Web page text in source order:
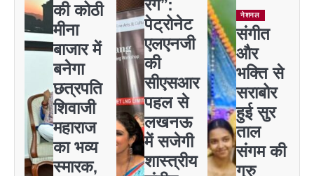
की कोठी
मीना
बाजार में
बनेगा
छत्रपति
शिवाजी
महाराज
का भव्य
स्मारक,
रंग”:
पेट्रोनेट
एलएनजी
की
सीएसआर
पहल से
लखनऊ
में सजेगी
शास्त्रीय
नेशनल
संगीत
और
भक्ति से
सराबोर
हुई सुर
ताल
संगम की
गुरु